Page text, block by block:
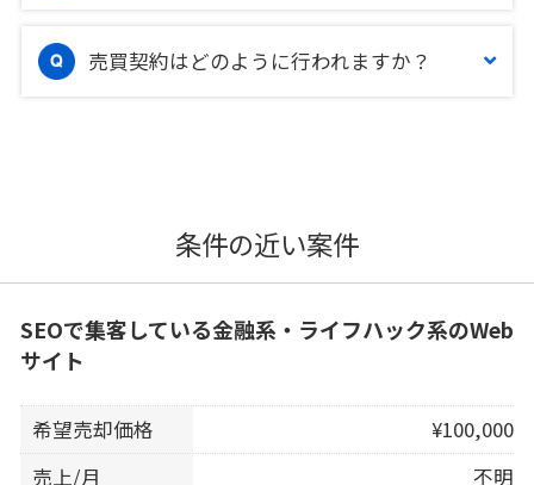
売買契約はどのように行われますか？
条件の近い案件
SEOで集客している金融系・ライフハック系のWeb
サイト
希望売却価格
¥100,000
売上/月
不明